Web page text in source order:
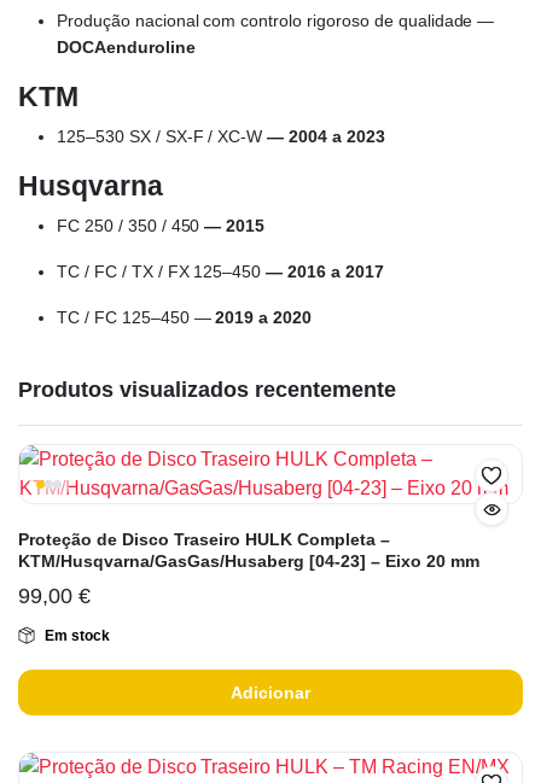
Produção nacional com controlo rigoroso de qualidade —
DOCAenduroline
KTM
125–530 SX / SX-F / XC-W — 2004 a 2023
Husqvarna
FC 250 / 350 / 450 — 2015
TC / FC / TX / FX 125–450 — 2016 a 2017
TC / FC 125–450 —2019 a 2020
Produtos visualizados recentemente
Proteção de Disco Traseiro HULK Completa –
KTM/Husqvarna/GasGas/Husaberg [04-23] – Eixo 20 mm
99,00 €
Em stock
Adicionar